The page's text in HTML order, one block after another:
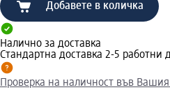
Добавете в количка
Налично за доставка
Стандартна доставка 2-5 работни
Проверка на наличност във